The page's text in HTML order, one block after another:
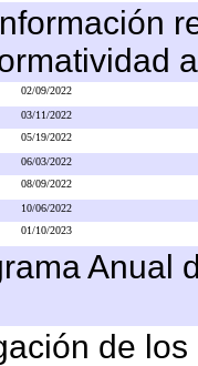
02/09/2022
03/11/2022
05/19/2022
06/03/2022
08/09/2022
10/06/2022
01/10/2023
Anual
de